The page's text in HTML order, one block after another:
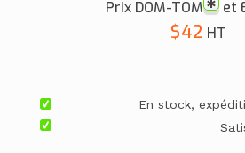
Prix DOM-TOM et
$42 HT
En stock,